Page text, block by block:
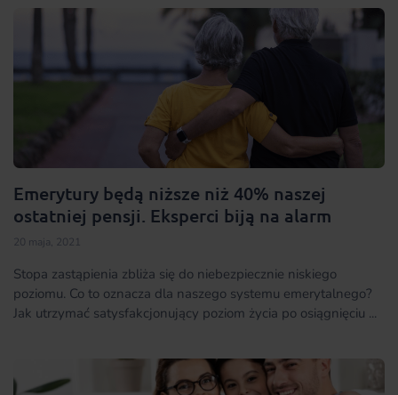
Emerytury będą niższe niż 40% naszej
ostatniej pensji. Eksperci biją na alarm
20 maja, 2021
Stopa zastąpienia zbliża się do niebezpiecznie niskiego
poziomu. Co to oznacza dla naszego systemu emerytalnego?
Jak utrzymać satysfakcjonujący poziom życia po osiągnięciu ...